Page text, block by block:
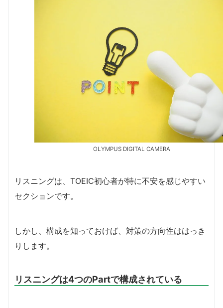
OLYMPUS DIGITAL CAMERA
リスニングは、TOEIC初心者が特に不安を感じやすい
セクションです。
しかし、構成を知っておけば、対策の方向性ははっき
りします。
リスニングは4つのPartで構成されている